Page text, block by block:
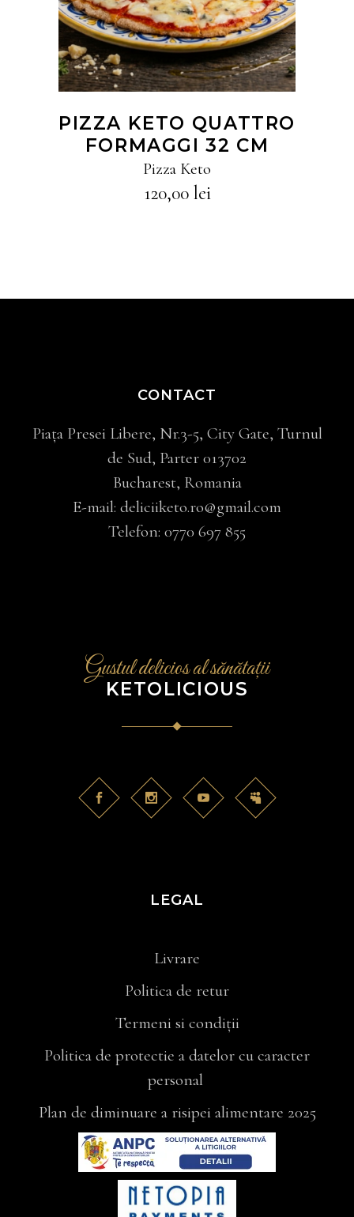
PIZZA KETO QUATTRO
FORMAGGI 32 CM
Pizza Keto
120,00 lei
CONTACT
Piața Presei Libere, Nr.3-5, City Gate, Turnul
de Sud, Parter 013702
Bucharest, Romania
E-mail: deliciiketo.ro@gmail.com
Telefon: 0770 697 855
Gustul delicios al sănătații
KETOLICIOUS
LEGAL
Livrare
Politica de retur
Termeni si condiții
Politica de protectie a datelor cu caracter
personal
Plan de diminuare a risipei alimentare 2025